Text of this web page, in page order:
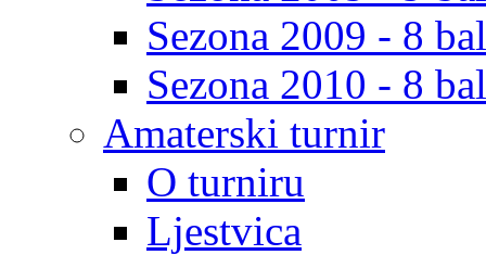
Sezona 2009 - 8
Sezona 2010 - 8
Amaterski turnir
O turniru
Ljestvica